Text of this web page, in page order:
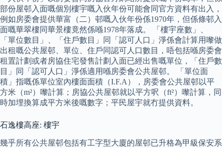
部份屋邨入面嘅個別樓宇嘅入伙年份可能會同官方資料有出入，
例如房委會提供華富（二）邨嘅入伙年份係1970年，但係條邨入
面嘅華翠樓同華景樓竟然係喺1978年落成。 「樓宇座數」、
「單位數目」、「住戶數目」同「認可人口」淨係會計算用嚟做
出租嘅公共屋邨、單位、住戶同認可人口數目，唔包括喺房委會
租置計劃或者房協住宅發售計劃入面已經出售嘅單位，「住戶數
目」同「認可人口」淨係適用喺房委會公共屋邨。 「單位面
積」指嘅係單位室內樓面面積（I.F.A），房委會公共屋邨以平
方米（m²）嚟計算；房協公共屋邨就以平方呎（ft²）嚟計算，同
時加埋換算成平方米後嘅數字；平民屋宇就冇提供資料。
石逸樓高座: 樓宇
幾乎所有公共屋邨包括有工字型大廈的屋邨已升格為甲級保安系